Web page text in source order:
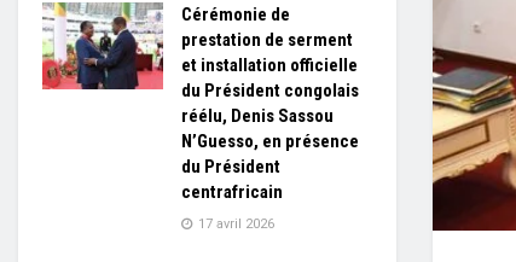
Cérémonie de
prestation de serment
et installation officielle
du Président congolais
réélu, Denis Sassou
N’Guesso, en présence
du Président
centrafricain
17 avril 2026